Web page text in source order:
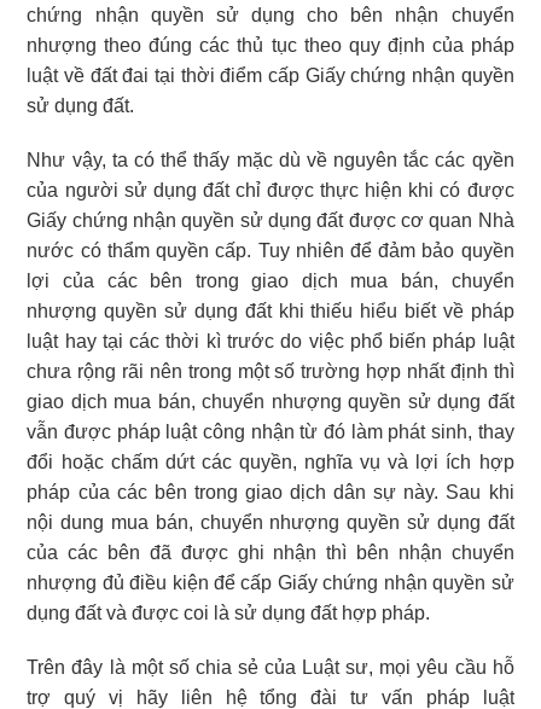
chứng nhận quyền sử dụng cho bên nhận chuyển
nhượng theo đúng các thủ tục theo quy định của pháp
luật về đất đai tại thời điểm cấp Giấy chứng nhận quyền
sử dụng đất.
Như vậy, ta có thể thấy mặc dù về nguyên tắc các qyền
của người sử dụng đất chỉ được thực hiện khi có được
Giấy chứng nhận quyền sử dụng đất được cơ quan Nhà
nước có thẩm quyền cấp. Tuy nhiên để đảm bảo quyền
lợi của các bên trong giao dịch mua bán, chuyển
nhượng quyền sử dụng đất khi thiếu hiểu biết về pháp
luật hay tại các thời kì trước do việc phổ biến pháp luật
chưa rộng rãi nên trong một số trường hợp nhất định thì
giao dịch mua bán, chuyển nhượng quyền sử dụng đất
vẫn được pháp luật công nhận từ đó làm phát sinh, thay
đổi hoặc chấm dứt các quyền, nghĩa vụ và lợi ích hợp
pháp của các bên trong giao dịch dân sự này. Sau khi
nội dung mua bán, chuyển nhượng quyền sử dụng đất
của các bên đã được ghi nhận thì bên nhận chuyển
nhượng đủ điều kiện để cấp Giấy chứng nhận quyền sử
dụng đất và được coi là sử dụng đất hợp pháp.
Trên đây là một số chia sẻ của Luật sư, mọi yêu cầu hỗ
trợ quý vị hãy liên hệ tổng đài tư vấn pháp luật